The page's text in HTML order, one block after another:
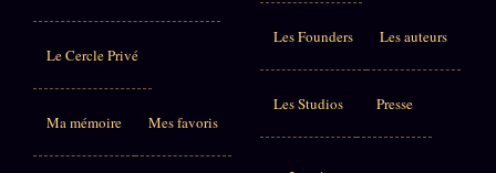
Le Cercle Privé
Ma mémoire Mes favoris
Les Founders Les auteurs
Les Studios Presse